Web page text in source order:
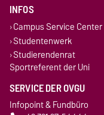
INFOS
Campus Service Center
Studentenwerk
Studierendenrat
Sportreferent der Uni
SERVICE DER OVGU
Infopoint & Fundbüro